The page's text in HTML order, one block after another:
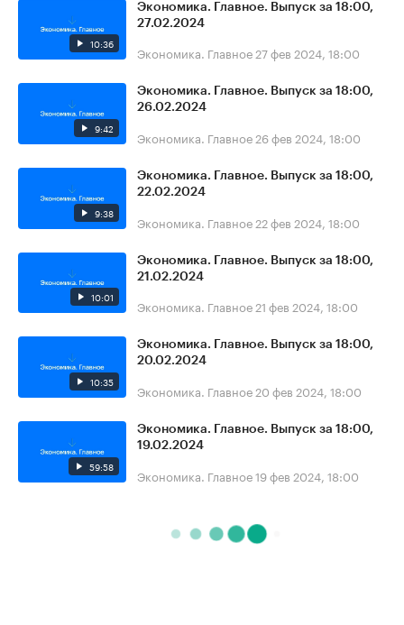
10:36
Экономика. Главное. Выпуск за 18:00,
27.02.2024
Экономика. Главное 27 фев 2024, 18:00
9:42
Экономика. Главное. Выпуск за 18:00,
26.02.2024
Экономика. Главное 26 фев 2024, 18:00
9:38
Экономика. Главное. Выпуск за 18:00,
22.02.2024
Экономика. Главное 22 фев 2024, 18:00
10:01
Экономика. Главное. Выпуск за 18:00,
21.02.2024
Экономика. Главное 21 фев 2024, 18:00
10:35
Экономика. Главное. Выпуск за 18:00,
20.02.2024
Экономика. Главное 20 фев 2024, 18:00
59:58
Экономика. Главное. Выпуск за 18:00,
19.02.2024
Экономика. Главное19 фев 2024, 18:00